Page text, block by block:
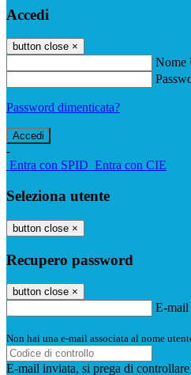
Accedi
button close ×
Nome
Password dimenticata?
-
Entra con SPID Entra con CIE
Seleziona utente
button close ×
Recupero password
button close ×
E-mail
Non hai una e-mail associata al nome
E-mail inviata, si prega di